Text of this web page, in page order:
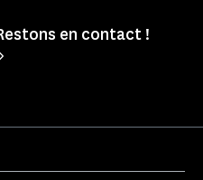
en contact !